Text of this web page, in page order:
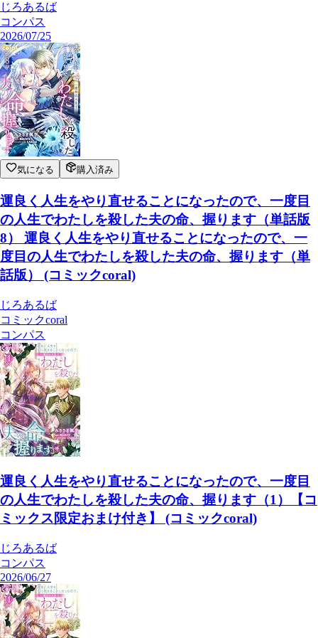
じろあるば
コンパス
2026/07/25
気になる 購入済み
運良く人生をやり直せることになったので、一度目
の人生でわたしを殺した夫の命、握ります（単話版
8） 運良く人生をやり直せることになったので、一
度目の人生でわたしを殺した夫の命、握ります（単
話版） (コミックcoral)
じろあるば
コミックcoral
コンパス
運良く人生をやり直せることになったので、一度目
の人生でわたしを殺した夫の命、握ります（1）【コ
ミックス限定おまけ付き】 (コミックcoral)
じろあるば
コンパス
2026/06/27